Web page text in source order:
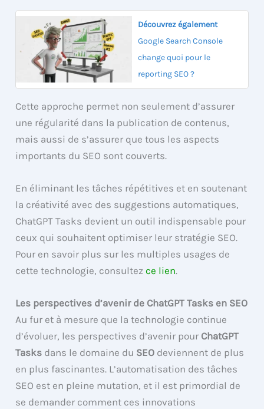
Découvrez également
Google Search Console
change quoi pour le
reporting SEO ?
Cette approche permet non seulement d’assurer
une régularité dans la publication de contenus,
mais aussi de s’assurer que tous les aspects
importants du SEO sont couverts.
En éliminant les tâches répétitives et en soutenant
la créativité avec des suggestions automatiques,
ChatGPT Tasks devient un outil indispensable pour
ceux qui souhaitent optimiser leur stratégie SEO.
Pour en savoir plus sur les multiples usages de
cette technologie, consultezce lien.
Les perspectives d’avenir de ChatGPT Tasks en SEO
Au fur et à mesure que la technologie continue
d’évoluer, les perspectives d’avenir pour ChatGPT
Tasks dans le domaine du SEO deviennent de plus
en plus fascinantes. L’automatisation des tâches
SEO est en pleine mutation, et il est primordial de
se demander comment ces innovations